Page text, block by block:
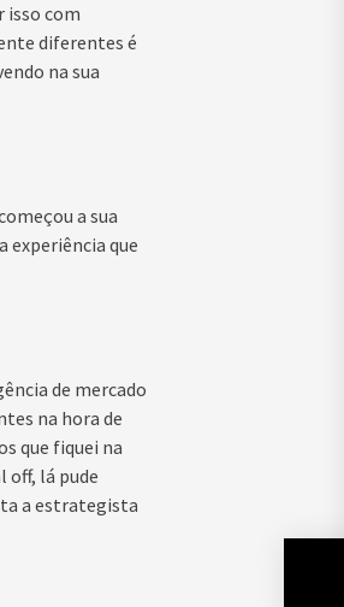
isso com
diferentes é
na sua
a sua
experiência que
de mercado
na hora de
que fiquei na
off, lá pude
a estrategista